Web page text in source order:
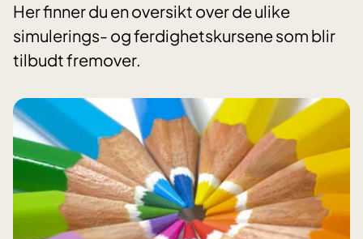
Her finner du en oversikt over de ulike
simulerings- og ferdighetskursene som blir
tilbudt fremover.